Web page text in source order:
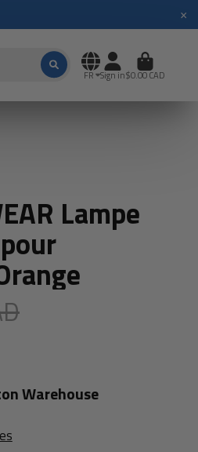
×
FR Sign in$0.00 CAD
Lampe
Warehouse